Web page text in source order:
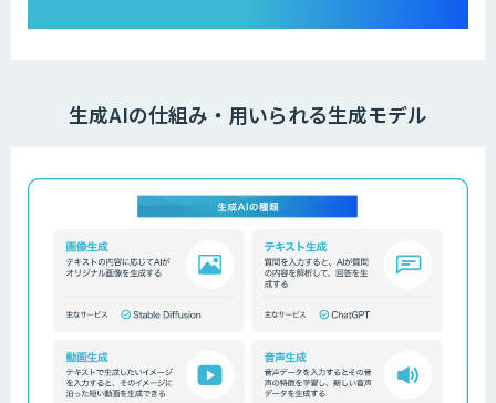
生成AIの仕組み・用いられる生成モデル